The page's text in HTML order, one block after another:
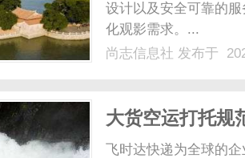
设计以及安全可靠的
化观影需求。...
尚志信息社 发布于
大货空运打托规
价格_上飞时达
飞时达快递为全球的